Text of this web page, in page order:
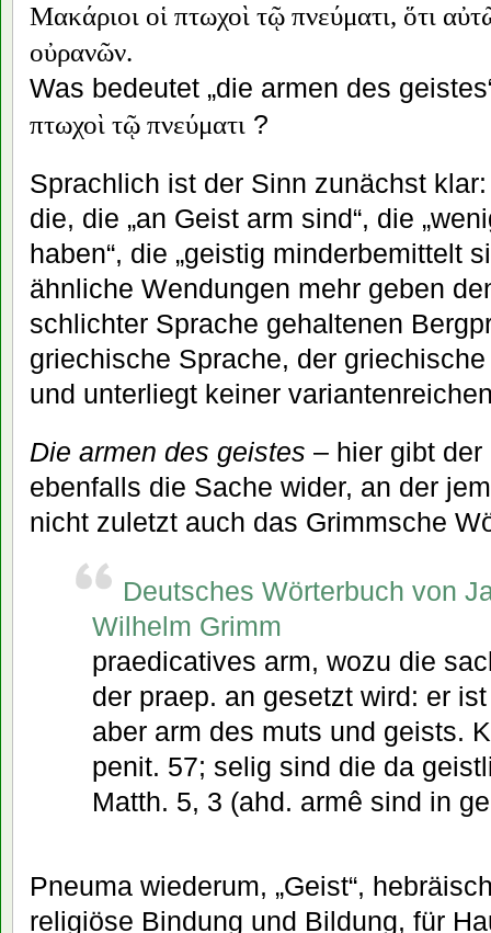
Μακάριοι οἱ πτωχοὶ τῷ πνεύματι, ὅτι
οὐρανῶν.
Was bedeutet „die armen des
πτωχοὶ τῷ πνεύματι ?
Sprachlich ist der Sinn zunächst
die, die „an Geist arm sind“, die
haben“, die „geistig minderbemittelt
ähnliche Wendungen mehr geben
schlichter Sprache gehaltenen
griechische Sprache, der
und unterliegt keiner
Die armen des geistes – hier gibt
ebenfalls die Sache wider, an der
nicht zuletzt auch das Grimmsche
Deutsches Wörterbuch von
Wilhelm Grimm
praedicatives arm, wozu die
der praep. an gesetzt wird: er
aber arm des muts und geists.
penit. 57; selig sind die da
Matth. 5, 3 (ahd. armê sind in
Pneuma wiederum, „Geist“,
religiöse Bindung und Bildung, für